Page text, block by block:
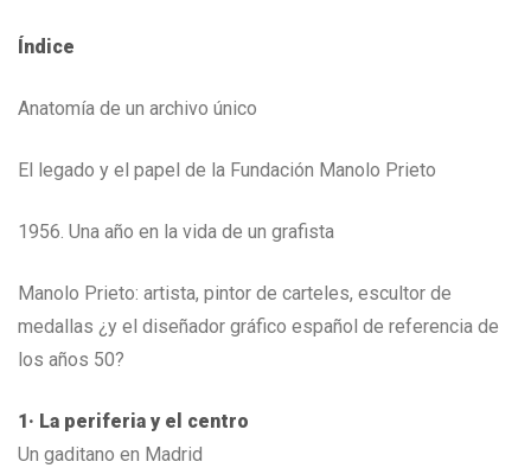
Índice
Anatomía de un archivo único
El legado y el papel de la Fundación Manolo Prieto
1956. Una año en la vida de un grafista
Manolo Prieto: artista, pintor de carteles, escultor de
medallas ¿y el diseñador gráfico español de referencia de
los años 50?
1· La periferia y el centro
Un gaditano en Madrid